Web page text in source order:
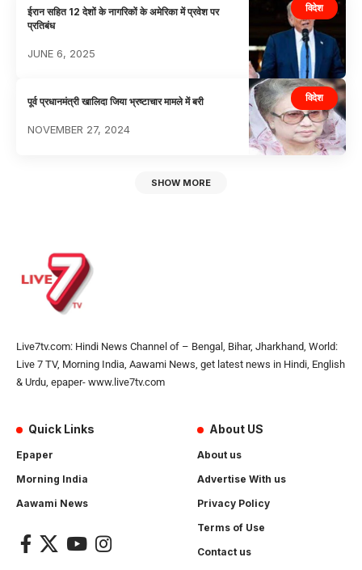
विदेश
ईरान सहित 12 देशों के नागरिकों के अमेरिका में प्रवेश पर
प्रतिबंध
JUNE 6, 2025
विदेश
पूर्व प्रधानमंत्री खालिदा जिया भ्रष्टाचार मामले में बरी
NOVEMBER 27, 2024
SHOW MORE
Live7tv.com: Hindi News Channel of – Bengal, Bihar, Jharkhand, World:
Live 7 TV, Morning India, Aawami News, get latest news in Hindi, English
& Urdu, epaper- www.live7tv.com
Quick Links
Epaper
Morning India
Aawami News
About US
About us
Advertise With us
Privacy Policy
Terms of Use
Contact us